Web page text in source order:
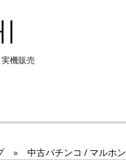
機販売
» 中古パチンコ / マルホン